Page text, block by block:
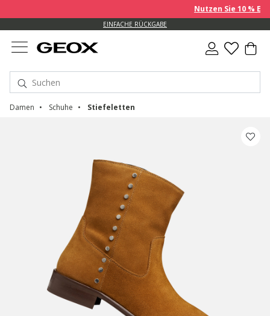
Nutzen Sie 10 %
EINFACHE RÜCKGABE
Damen Schuhe Stiefeletten